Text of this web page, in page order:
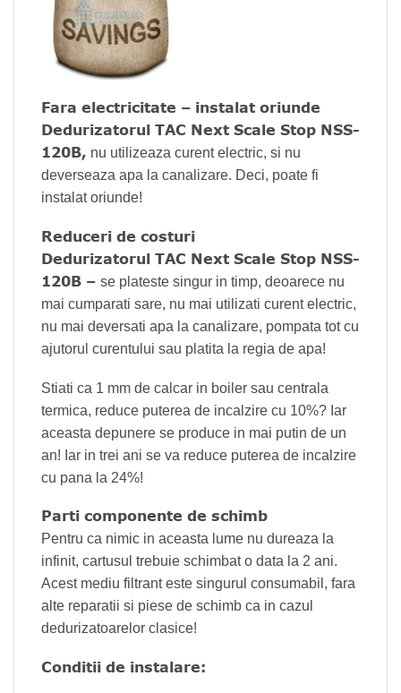
Fara electricitate – instalat oriunde
Dedurizatorul TAC Next Scale Stop NSS-
120B, nu utilizeaza curent electric, si nu
deverseaza apa la canalizare. Deci, poate fi
instalat oriunde!
Reduceri de costuri
Dedurizatorul TAC Next Scale Stop NSS-
120B – se plateste singur in timp, deoarece nu
mai cumparati sare, nu mai utilizati curent electric,
nu mai deversati apa la canalizare, pompata tot cu
ajutorul curentului sau platita la regia de apa!
Stiati ca 1 mm de calcar in boiler sau centrala
termica, reduce puterea de incalzire cu 10%? Iar
aceasta depunere se produce in mai putin de un
an! Iar in trei ani se va reduce puterea de incalzire
cu pana la 24%!
Parti componente de schimb
Pentru ca nimic in aceasta lume nu dureaza la
infinit, cartusul trebuie schimbat o data la 2 ani.
Acest mediu filtrant este singurul consumabil, fara
alte reparatii si piese de schimb ca in cazul
dedurizatoarelor clasice!
Conditii de instalare: